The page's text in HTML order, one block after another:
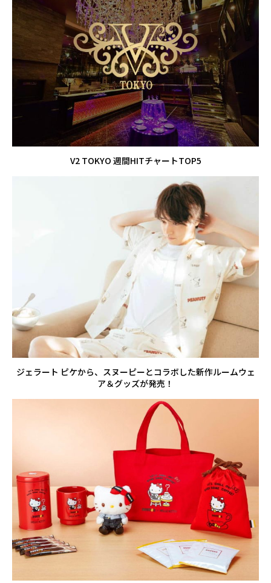
V2 TOKYO 週間HITチャートTOP5
ジェラート ピケから、スヌーピーとコラボした新作ルームウェ
ア＆グッズが発売！